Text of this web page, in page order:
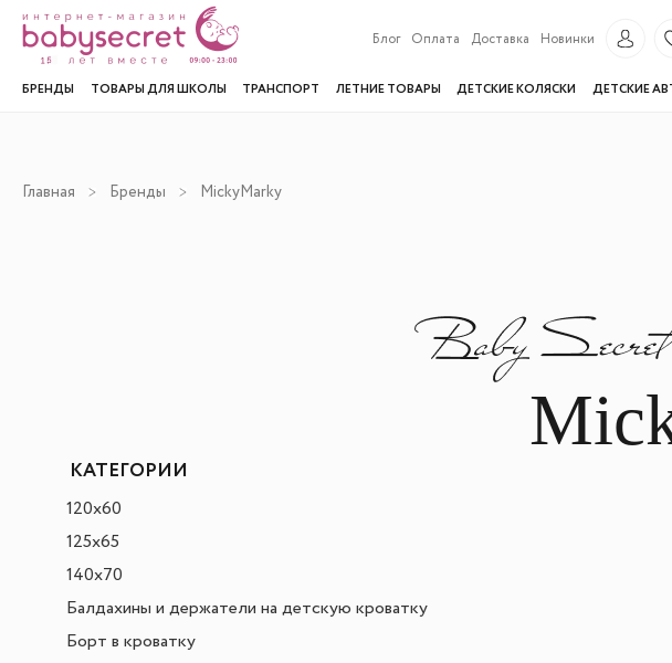
Блог Оплата Доставка Новинки
БРЕНДЫ ТОВАРЫ ДЛЯ ШКОЛЫ ТРАНСПОРТ ЛЕТНИЕ ТОВАРЫ ДЕТСКИЕ КОЛЯСКИ ДЕТСКИЕ
Главная Бренды MickyMarky
КАТЕГОРИИ
120х60
125х65
140х70
Балдахины и держатели на детскую кроватку
Борт в кроватку